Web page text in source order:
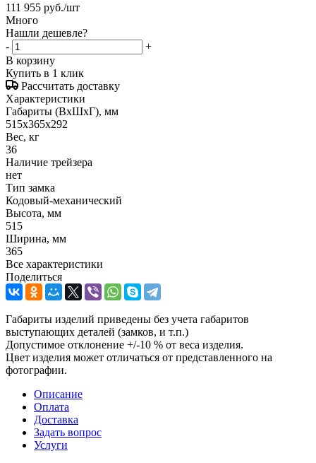
111 955 руб./шт
Много
Нашли дешевле?
-
+
В корзину
Купить в 1 клик
Рассчитать доставку
Характеристики
Габариты (ВxШxГ), мм
515х365х292
Вес, кг
36
Наличие трейзера
нет
Тип замка
Кодовый-механический
Высота, мм
515
Ширина, мм
365
Все характеристики
Поделиться
Габариты изделий приведены без учета габаритов
выступающих деталей (замков, и т.п.)
Допустимое отклонение +/-10 % от веса изделия.
Цвет изделия может отличаться от представленного на
фотографии.
Описание
Оплата
Доставка
Задать вопрос
Услуги